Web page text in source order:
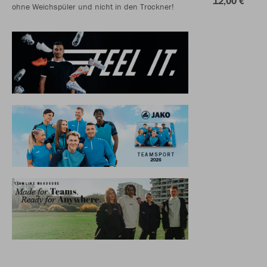
ohne Weichspüler und nicht in den Trockner!